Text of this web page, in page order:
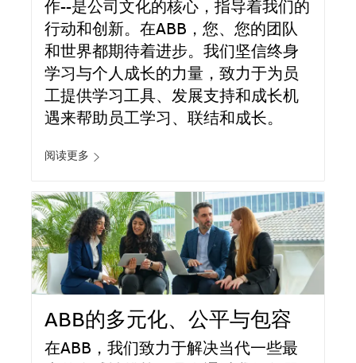
作--是公司文化的核心，指导着我们的
行动和创新。在ABB，您、您的团队
和世界都期待着进步。我们坚信终身
学习与个人成长的力量，致力于为员
工提供学习工具、发展支持和成长机
遇来帮助员工学习、联结和成长。
阅读更多
ABB的多元化、公平与包容
在ABB，我们致力于解决当代一些最